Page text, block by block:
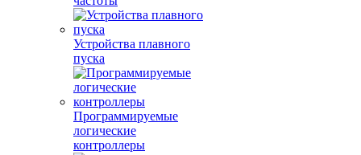
Устройства плавного
пуска
Программируемые
логические
контроллеры